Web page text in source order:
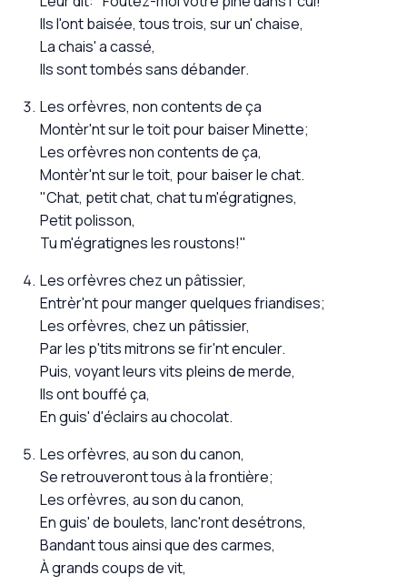
Ils l'ont baisée, tous trois, sur un' chaise,
La chais' a cassé,
Ils sont tombés sans débander.
Les orfèvres, non contents de ça
Montèr'nt sur le toit pour baiser Minette;
Les orfèvres non contents de ça,
Montèr'nt sur le toit, pour baiser le chat.
"Chat, petit chat, chat tu m'égratignes,
Petit polisson,
Tu m'égratignes les roustons!"
Les orfèvres chez un pâtissier,
Entrèr'nt pour manger quelques friandises;
Les orfèvres, chez un pâtissier,
Par les p'tits mitrons se fir'nt enculer.
Puis, voyant leurs vits pleins de merde,
Ils ont bouffé ça,
En guis' d'éclairs au chocolat.
Les orfèvres, au son du canon,
Se retrouveront tous à la frontière;
Les orfèvres, au son du canon,
En guis' de boulets, lanc'ront desétrons,
Bandant tous ainsi que des carmes,
À grands coups de vit,